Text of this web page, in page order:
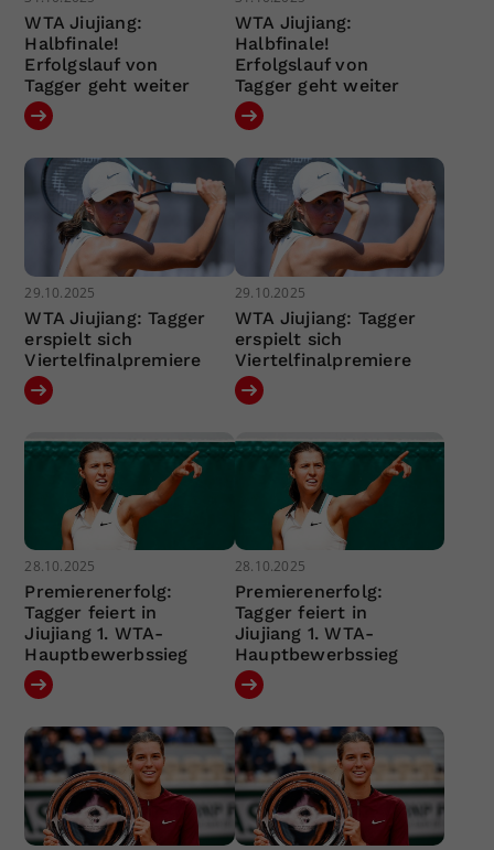
WTA Jiujiang:
Halbfinale!
Erfolgslauf von
Tagger geht weiter
WTA Jiujiang:
Halbfinale!
Erfolgslauf von
Tagger geht weiter
29.10.2025
WTA Jiujiang: Tagger
erspielt sich
Viertelfinalpremiere
29.10.2025
WTA Jiujiang: Tagger
erspielt sich
Viertelfinalpremiere
28.10.2025
Premierenerfolg:
Tagger feiert in
Jiujiang 1. WTA-
Hauptbewerbssieg
28.10.2025
Premierenerfolg:
Tagger feiert in
Jiujiang 1. WTA-
Hauptbewerbssieg